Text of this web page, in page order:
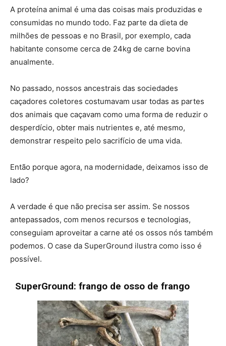
A proteína animal é uma das coisas mais produzidas e
consumidas no mundo todo. Faz parte da dieta de
milhões de pessoas e no Brasil, por exemplo, cada
habitante consome cerca de 24kg de carne bovina
anualmente.
No passado, nossos ancestrais das sociedades
caçadores coletores costumavam usar todas as partes
dos animais que caçavam como uma forma de reduzir o
desperdício, obter mais nutrientes e, até mesmo,
demonstrar respeito pelo sacrifício de uma vida.
Então porque agora, na modernidade, deixamos isso de
lado?
A verdade é que não precisa ser assim. Se nossos
antepassados, com menos recursos e tecnologias,
conseguiam aproveitar a carne até os ossos nós também
podemos. O case da SuperGround ilustra como isso é
possível.
SuperGround: frango de osso de frango